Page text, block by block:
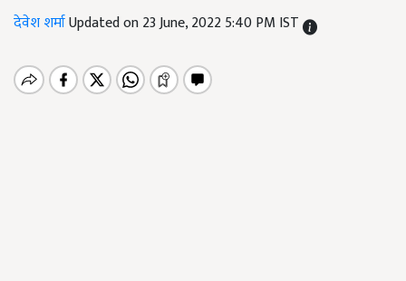
देवेश शर्माUpdated on 23 June, 2022 5:40 PM IST